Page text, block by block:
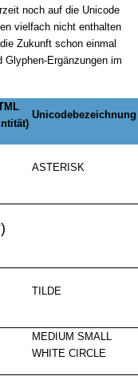
noch auf die Unicode
vielfach nicht enthalten
Zukunft schon einmal
Glyphen-Ergänzungen im
Unicodebezeichnung
ASTERISK
TILDE
MEDIUM SMALL
WHITE CIRCLE